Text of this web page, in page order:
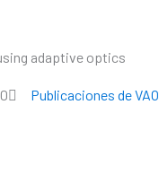
adaptive optics
Publicaciones de VAO